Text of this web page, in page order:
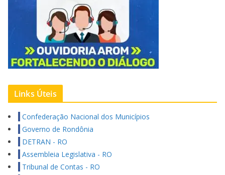
Links Úteis
Confederação Nacional dos Municípios
Governo de Rondônia
DETRAN - RO
Assembleia Legislativa - RO
Tribunal de Contas - RO